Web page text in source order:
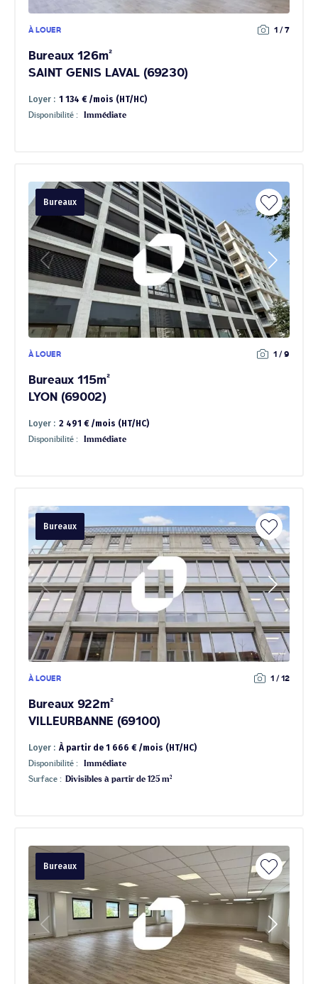
À LOUER 1 / 7
Bureaux 126m²
SAINT GENIS LAVAL (69230)
Loyer : 1 134 € /mois (HT/HC)
Disponibilité : Immédiate
Bureaux
À LOUER 1 / 9
Bureaux 115m²
LYON (69002)
Loyer : 2 491 € /mois (HT/HC)
Disponibilité : Immédiate
Bureaux
À LOUER 1 / 12
Bureaux 922m²
VILLEURBANNE (69100)
Loyer : À partir de 1 666 € /mois (HT/HC)
Disponibilité :
Immédiate
Surface : Divisibles à partir de 125 m²
Bureaux